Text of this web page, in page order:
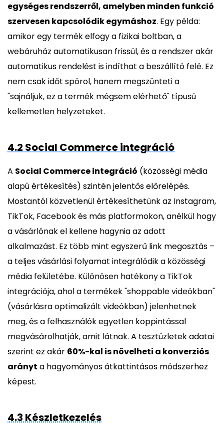
egységes rendszerről, amelyben minden funkció
szervesen kapcsolódik egymáshoz. Egy példa:
amikor egy termék elfogy a fizikai boltban, a
webáruház automatikusan frissül, és a rendszer akár
automatikus rendelést is indíthat a beszállító felé. Ez
nem csak időt spórol, hanem megszünteti a
"sajnáljuk, ez a termék mégsem elérhető" típusú
kellemetlen helyzeteket.
4.2 Social Commerce integráció
A Social Commerce integráció (közösségi média
alapú értékesítés) szintén jelentős előrelépés.
Mostantól közvetlenül értékesíthetünk az Instagram,
TikTok, Facebook és más platformokon, anélkül hogy
a vásárlónak el kellene hagynia az adott
alkalmazást. Ez több mint egyszerű link megosztás –
a teljes vásárlási folyamat integrálódik a közösségi
média felületébe. Különösen hatékony a TikTok
integrációja, ahol a termékek "shoppable videókban"
(vásárlásra optimalizált videókban) jelenhetnek
meg, és a felhasználók egyetlen koppintással
megvásárolhatják, amit látnak. A tesztüzletek adatai
szerint ez akár 60%-kal is növelheti a konverziós
arányt a hagyományos átkattintásos módszerhez
képest.
4.3 Készletkezelés